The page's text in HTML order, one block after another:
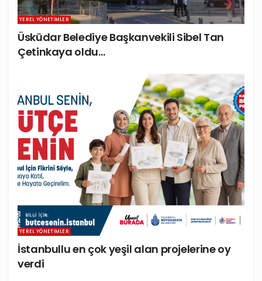
YEREL YÖNETIMLER
Üsküdar Belediye Başkanvekili Sibel Tan
Çetinkaya oldu…
YEREL YÖNETIMLER
İstanbullu en çok yeşil alan projelerine oy
verdi